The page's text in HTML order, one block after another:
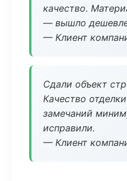
качество.
— вышло
— Клиент
Сдали объект
Качество
замечаний
исправили.
— Клиент